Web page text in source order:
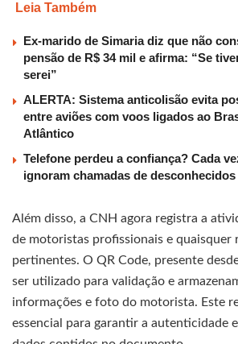
Leia Também
Ex-marido de Simaria diz que não
pensão de R$ 34 mil e afirma: “Se
serei”
ALERTA: Sistema anticolisão evita
entre aviões com voos ligados ao
Atlântico
Telefone perdeu a confiança? Cada
ignoram chamadas de desconhecidos
Além disso, a CNH agora registra a
de motoristas profissionais e quaisquer
pertinentes. O QR Code, presente
ser utilizado para validação e
informações e foto do motorista. Este
essencial para garantir a autenticidade